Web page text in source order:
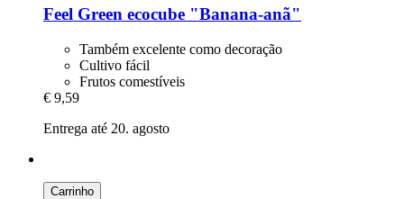
Feel Green ecocube "Banana-​anã"
Também excelente como decoração
Cultivo fácil
Frutos comestíveis
€ 9,59
Entrega até 20. agosto
Carrinho